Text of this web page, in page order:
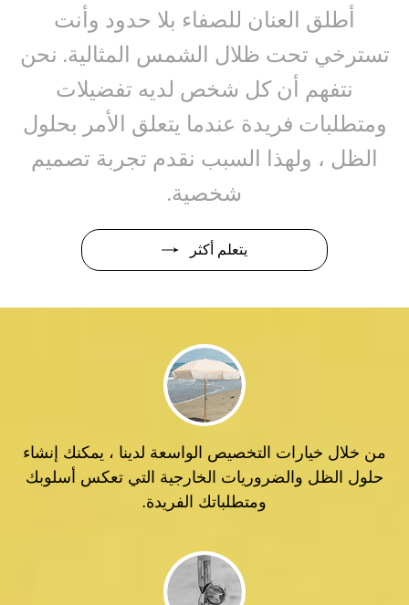
أطلق العنان للصفاء بلا حدود وأنت
تسترخي تحت ظلال الشمس المثالية. نحن
نتفهم أن كل شخص لديه تفضيلات
ومتطلبات فريدة عندما يتعلق الأمر بحلول
الظل ، ولهذا السبب نقدم تجربة تصميم
شخصية.
يتعلم أكثر
من خلال خيارات التخصيص الواسعة لدينا ، يمكنك إنشاء
حلول الظل والضروريات الخارجية التي تعكس أسلوبك
ومتطلباتك الفريدة.